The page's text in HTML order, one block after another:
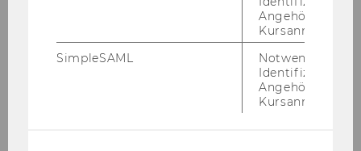
Mitteilungsblatt vom 19.
Mai 2021, 38. Stück
Mitteilungsblatt vom 26.
Mai 2021, 39. Stück
Angehörige/r für
Kursanmeldung.
SimpleSAML
Notwendig zur
Identifizierung
Angehörige/r für
Kursanmeldung.